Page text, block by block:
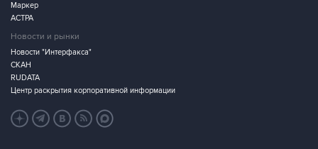
Маркер
АСТРА
Новости и рынки
Новости "Интерфакса"
СКАН
RUDATA
Центр раскрытия корпоративной информации